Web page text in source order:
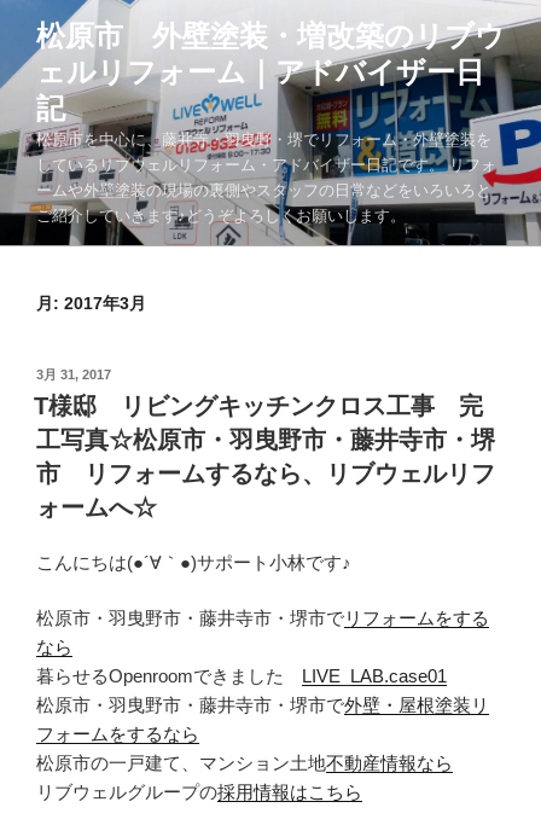
テ
ツ
へ
キ
ッ
松原市 外壁塗装・増改築のリブウ
ェルリフォーム｜アドバイザー日
記
松原市を中心に、藤井寺・羽曳野・堺でリフォーム・外壁塗装を
しているリブウェルリフォーム・アドバイザー日記です。 リフォ
ームや外壁塗装の現場の裏側やスタッフの日常などをいろいろと
ご紹介していきます♪どうぞよろしくお願いします。
月: 2017年3月
投
稿
日:
3月 31, 2017
T様邸 リビングキッチンクロス工事 完
工写真☆松原市・羽曳野市・藤井寺市・堺
市 リフォームするなら、リブウェルリフ
ォームへ☆
こんにちは(●´∀｀●)サポート小林です♪
松原市・羽曳野市・藤井寺市・堺市でリフォームをする
なら
暮らせるOpenroomできました LIVE_LAB.case01
松原市・羽曳野市・藤井寺市・堺市で外壁・屋根塗装リ
フォームをするなら
松原市の一戸建て、マンション土地不動産情報なら
リブウェルグループの採用情報はこちら